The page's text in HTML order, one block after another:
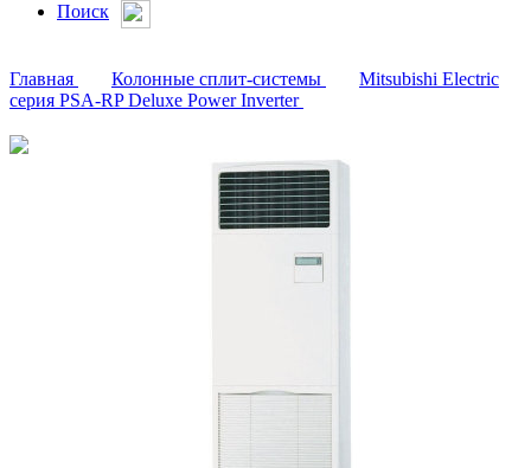
Поиск
Главная Колонные сплит-системы
Mitsubishi Electric
серия PSA-RP Deluxe Power Inverter